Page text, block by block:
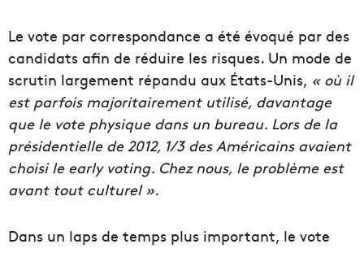
Le vote par correspondance a été évoqué par des
candidats afin de réduire les risques. Un mode de
scrutin largement répandu aux États-Unis, « où il
est parfois majoritairement utilisé, davantage
que le vote physique dans un bureau. Lors de la
présidentielle de 2012, 1/3 des Américains avaient
choisi le early voting. Chez nous, le problème est
avant tout culturel ».
Dans un laps de temps plus important, le vote